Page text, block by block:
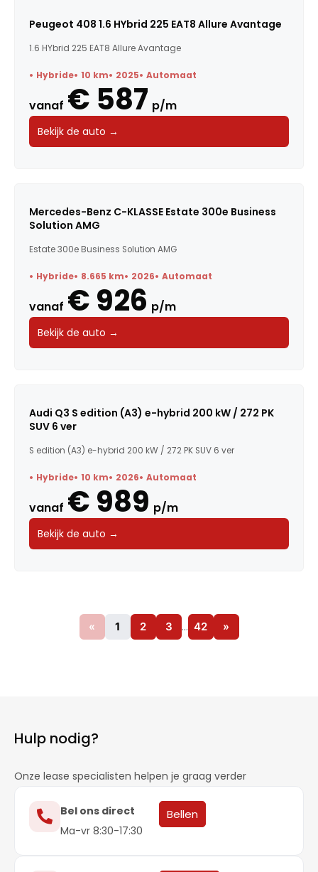
Peugeot 408 1.6 HYbrid 225 EAT8 Allure Avantage
1.6 HYbrid 225 EAT8 Allure Avantage
Hybride 10 km 2025 Automaat
vanaf € 587 p/m
Bekijk de auto →
Mercedes-Benz C-KLASSE Estate 300e Business
Solution AMG
Estate 300e Business Solution AMG
Hybride 8.665 km 2026 Automaat
vanaf € 926 p/m
Bekijk de auto →
Audi Q3 S edition (A3) e-hybrid 200 kW / 272 PK
SUV 6 ver
S edition (A3) e-hybrid 200 kW / 272 PK SUV 6 ver
Hybride 10 km 2026 Automaat
vanaf € 989 p/m
Bekijk de auto →
« 1 2 3 … 42 »
Hulp nodig?
Onze lease specialisten helpen je graag verder
Bel ons direct
Ma-vr 8:30-17:30
Bellen